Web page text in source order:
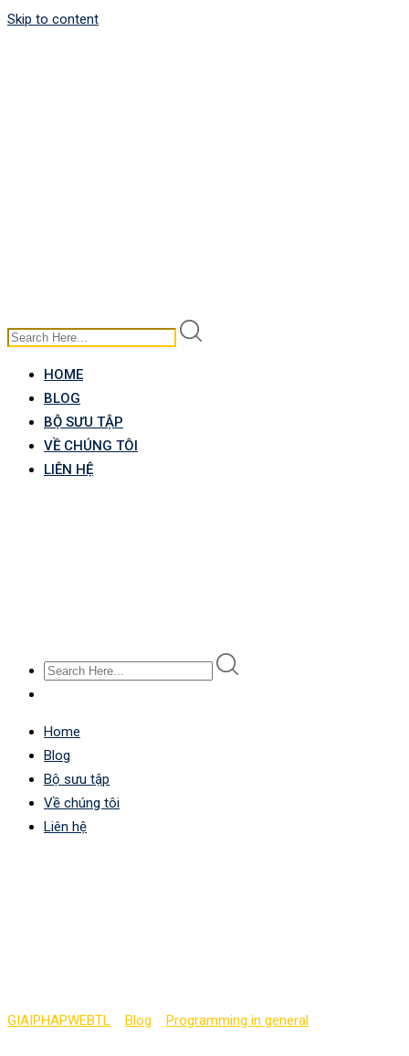
Skip to content
HOME
BLOG
BỘ SƯU TẬP
VỀ CHÚNG TÔI
LIÊN HỆ
Home
Blog
Bộ sưu tập
Về chúng tôi
Liên hệ
GIAIPHAPWEBTL Blog Programming in general